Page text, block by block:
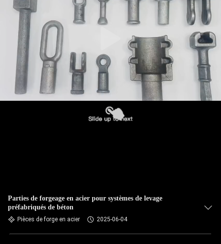
Parties de forgeage en acier pour systèmes de levage
préfabriqués de béton
Pièces de forge en acier 2025-06-04